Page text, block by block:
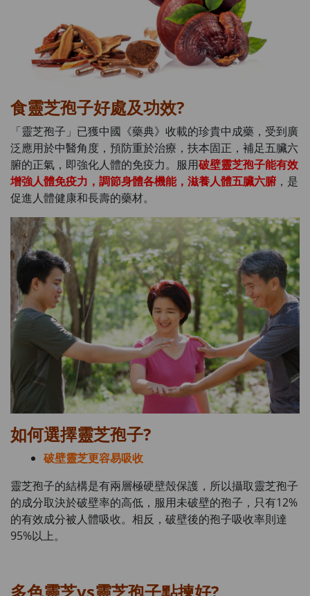
食靈芝孢子好處及功效?
「靈芝孢子」已獲中國《藥典》收載的珍貴中成藥，受到廣
泛應用於中醫角度，預防重於治療，扶本固正，補足五臟六
腑的正氣，即強化人體的免疫力。服用破壁靈芝孢子能有效
增強人體免疫力，調節身體各機能，滋養人體五臟六腑 ，是
促進人體健康和長壽的藥材。
如何選擇靈芝孢子?
破壁靈芝更容易吸收
靈芝孢子的結構是有兩層極硬壁殼保護，所以攝取靈芝孢子
的成分取決於破壁率的高低，服用未破壁的孢子，只有12%
的有效成分被人體吸收。相反，破壁後的孢子吸收率則達
95%以上。